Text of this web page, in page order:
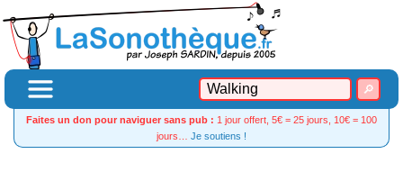
Faites un don pour naviguer sans pub : 1 jour offert, 5€ = 25 jours, 10€ = 100
jours… Je soutiens !